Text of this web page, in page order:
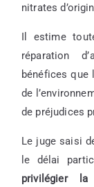
nitrates
Il estime
réparation
bénéfices
de
de préjudices
Le juge saisi
le délai
privilégier